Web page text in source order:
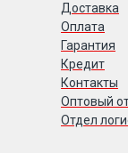
Доставка
Оплата
Гарантия
Кредит
Контакты
Оптовый
Отдел